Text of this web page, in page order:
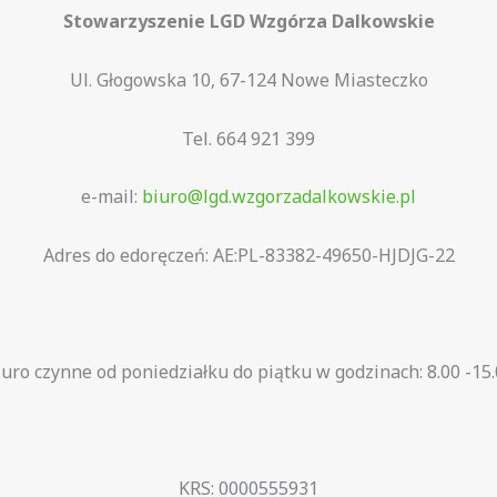
Stowarzyszenie LGD Wzgórza Dalkowskie
Ul. Głogowska 10, 67-124 Nowe Miasteczko
Tel. 664 921 399
e-mail: biuro@lgd.wzgorzadalkowskie.pl
Adres do edoręczeń: AE:PL-83382-49650-HJDJG-22
czynne od poniedziałku do piątku w godzinach: 8.00 -
KRS: 0000555931